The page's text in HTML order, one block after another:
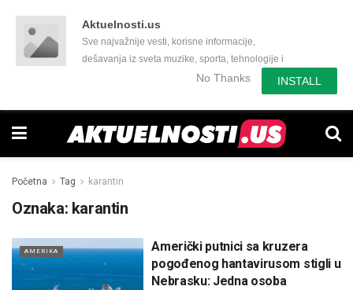
Aktuelnosti.us
Sve najvažnije vesti, korisne informacije,
dešavanja iz sveta muzike, sporta, tehnologije i
još mnogo toga zanimljivog.No Thanks INSTALL
Početna Tag karantin
Oznaka: karantin
AMERIKA
Američki putnici sa kruzera
pogođenog hantavirusom stigli u
Nebrasku: Jedna osoba